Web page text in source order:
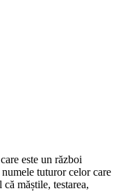
este un război
tuturor celor care
măștile, testarea,